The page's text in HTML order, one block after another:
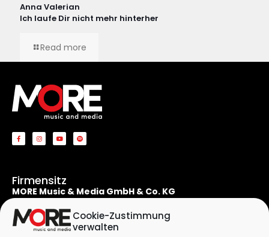
Cookie-Zustimmung
verwalten
Anna Valerian
Ich laufe Dir nicht mehr hinterher
Read more
Firmensitz
MORE Music & Media GmbH & Co. KG
Apostelnstraße 19
50667 Köln
Deutschland